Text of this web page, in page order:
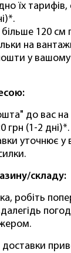
2.5 метра
0.5 мм
фотофона
поліпропілен!)
(повністю
тубус для
легко
не
їх тарифів,
120 см
на
у вашому
до вас на
грн (1-2 дні)*.
уточнює у
складу:
робіть
доставки